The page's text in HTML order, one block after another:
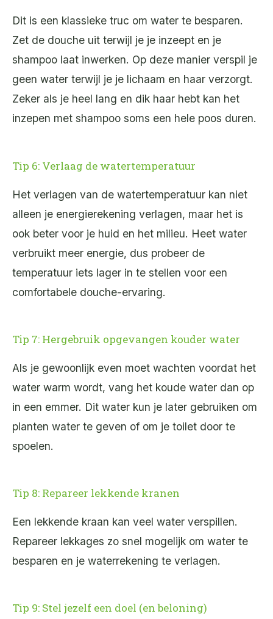
Dit is een klassieke truc om water te besparen.
Zet de douche uit terwijl je je inzeept en je
shampoo laat inwerken. Op deze manier verspil je
geen water terwijl je je lichaam en haar verzorgt.
Zeker als je heel lang en dik haar hebt kan het
inzepen met shampoo soms een hele poos duren.
Tip 6: Verlaag de watertemperatuur
Het verlagen van de watertemperatuur kan niet
alleen je energierekening verlagen, maar het is
ook beter voor je huid en het milieu. Heet water
verbruikt meer energie, dus probeer de
temperatuur iets lager in te stellen voor een
comfortabele douche-ervaring.
Tip 7: Hergebruik opgevangen kouder water
Als je gewoonlijk even moet wachten voordat het
water warm wordt, vang het koude water dan op
in een emmer. Dit water kun je later gebruiken om
planten water te geven of om je toilet door te
spoelen.
Tip 8: Repareer lekkende kranen
Een lekkende kraan kan veel water verspillen.
Repareer lekkages zo snel mogelijk om water te
besparen en je waterrekening te verlagen.
Tip 9: Stel jezelf een doel (en beloning)